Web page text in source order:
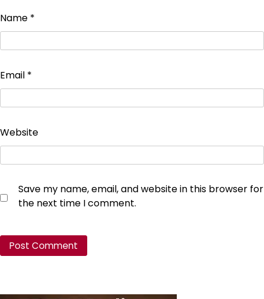
Name *
Email *
Website
Save my name, email, and website in this browser for
the next time I comment.